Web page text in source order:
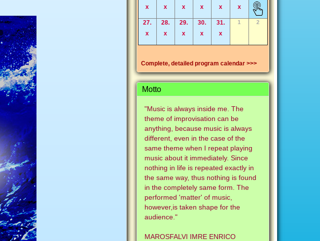
x
x
x
x
x
x
27.
x
28.
x
29.
x
30.
x
31.
x
1 2
Complete, detailed program calendar >>>
Motto
"Music is always inside me. The
theme of improvisation can be
anything, because music is always
different, even in the case of the
same theme when I repeat playing
music about it immediately. Since
nothing in life is repeated exactly in
the same way, thus nothing is found
in the completely same form. The
performed 'matter' of music,
however,is taken shape for the
audience."
MAROSFALVI IMRE ENRICO